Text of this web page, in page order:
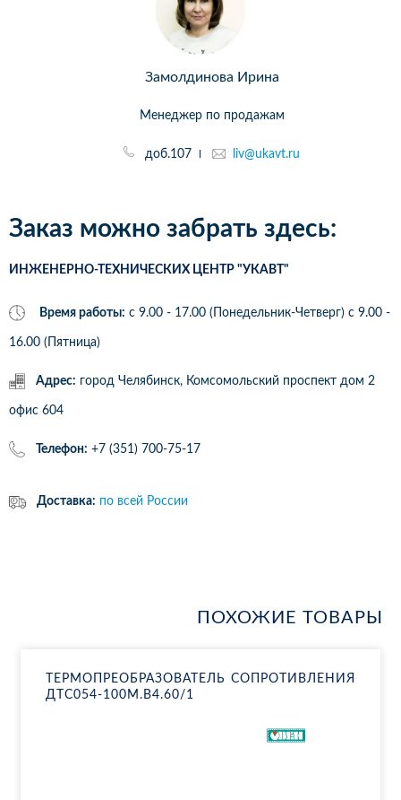
Замолдинова Ирина
Менеджер по продажам
доб.107 liv@ukavt.ru
Заказ можно забрать здесь:
ИНЖЕНЕРНО-ТЕХНИЧЕСКИХ ЦЕНТР "УКАВТ"
Время работы: с 9.00 - 17.00 (Понедельник-Четверг) c 9.00 -
16.00 (Пятница)
Адрес: город Челябинск, Комсомольский проспект дом 2
офис 604
Телефон: +7 (351) 700-75-17
Доставка: по всей России
ПОХОЖИЕ ТОВАРЫ
ТЕР­МО­ПРЕ­ОБ­РА­ЗО­ВА­ТЕЛЬ СО­ПРО­ТИВ­ЛЕ­НИЯ
ДТ­С054-100М.В4.60/1